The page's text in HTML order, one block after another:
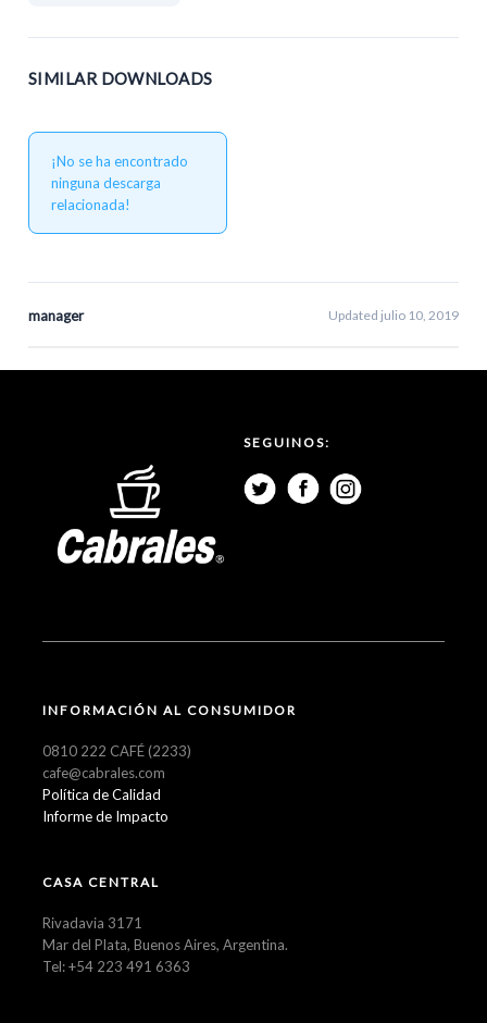
SIMILAR DOWNLOADS
¡No se ha encontrado
ninguna descarga
relacionada!
manager Updated julio 10, 2019
SEGUINOS:
INFORMACIÓN AL CONSUMIDOR
0810 222 CAFÉ (2233)
cafe@cabrales.com
Política de Calidad
Informe de Impacto
CASA CENTRAL
Rivadavia 3171
Mar del Plata, Buenos Aires, Argentina.
Tel: +54 223 491 6363